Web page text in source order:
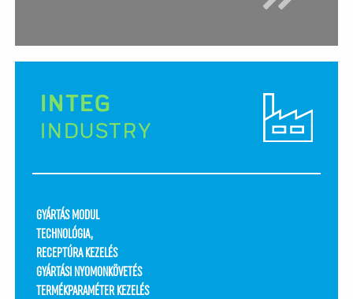
INTEG
INDUSTRY
GYÁRTÁS MODUL
TECHNOLÓGIA,
RECEPTÚRA KEZELÉS
GYÁRTÁSI NYOMONKÖVETÉS
TERMÉKPARAMÉTER KEZELÉS